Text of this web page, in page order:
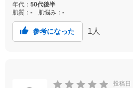
年代： 50代後半
肌質： - 肌悩み： -
参考になった 1 人
投稿日